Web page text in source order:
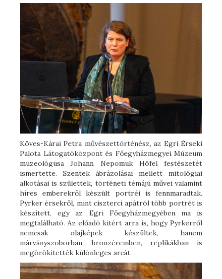
Köves-Kárai Petra művészettörténész, az Egri Érseki
Palota Látogatóközpont és Főegyházmegyei Múzeum
muzeológusa Johann Nepomuk Höfel festészetét
ismertette. Szentek ábrázolásai mellett mitológiai
alkotásai is születtek, történeti témájú művei valamint
híres emberekről készült portréi is fennmaradtak.
Pyrker érsekről, mint ciszterci apátról több portrét is
készített, egy az Egri Főegyházmegyében ma is
megtalálható. Az előadó kitért arra is, hogy Pyrkerről
nemcsak olajképek készültek, hanem
márványszoborban, bronzéremben, replikákban is
megörökítették különleges arcát.